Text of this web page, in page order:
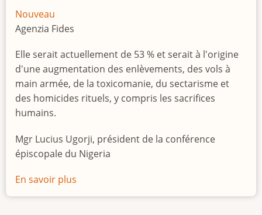
Nouveau
Agenzia Fides
Elle serait actuellement de 53 % et serait à l'origine
d'une augmentation des enlèvements, des vols à
main armée, de la toxicomanie, du sectarisme et
des homicides rituels, y compris les sacrifices
humains.
Mgr Lucius Ugorji, président de la conférence
épiscopale du Nigeria
En savoir plus
Le